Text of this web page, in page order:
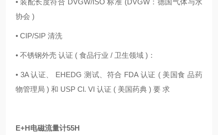
• 装配长度符合 DVGW/ISO 标准 (DVGW：德国气体与水
协会 )
• CIP/SIP 清洗
• 不锈钢外壳 认证 ( 食品行业 / 卫生领域 )：
• 3A 认证、 EHEDG 测试、符合 FDA 认证 ( 美国食 品药
物管理局 ) 和 USP Cl. VI 认证 ( 美国药典 ) 要 求
E+H电磁流量计55H